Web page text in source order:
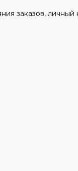
заказов,